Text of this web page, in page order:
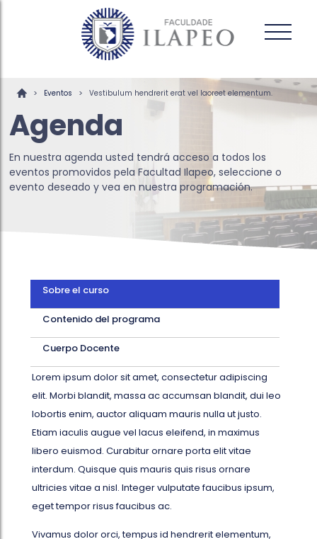
> Eventos > Vestibulum hendrerit erat vel laoreet elementum.
Agenda
En nuestra agenda usted tendrá acceso a todos los
eventos promovidos pela Facultad Ilapeo, seleccione o
evento deseado y vea en nuestra programación.
Sobre el curso
Contenido del programa
Cuerpo Docente
Lorem ipsum dolor sit amet, consectetur adipiscing
elit. Morbi blandit, massa ac accumsan blandit, dui leo
lobortis enim, auctor aliquam mauris nulla ut justo.
Etiam iaculis augue vel lacus eleifend, in maximus
libero euismod. Curabitur ornare porta elit vitae
interdum. Quisque quis mauris quis risus ornare
ultricies vitae a nisl. Integer vulputate faucibus ipsum,
eget tempor risus faucibus ac.
Vivamus dolor orci, tempus id hendrerit elementum,